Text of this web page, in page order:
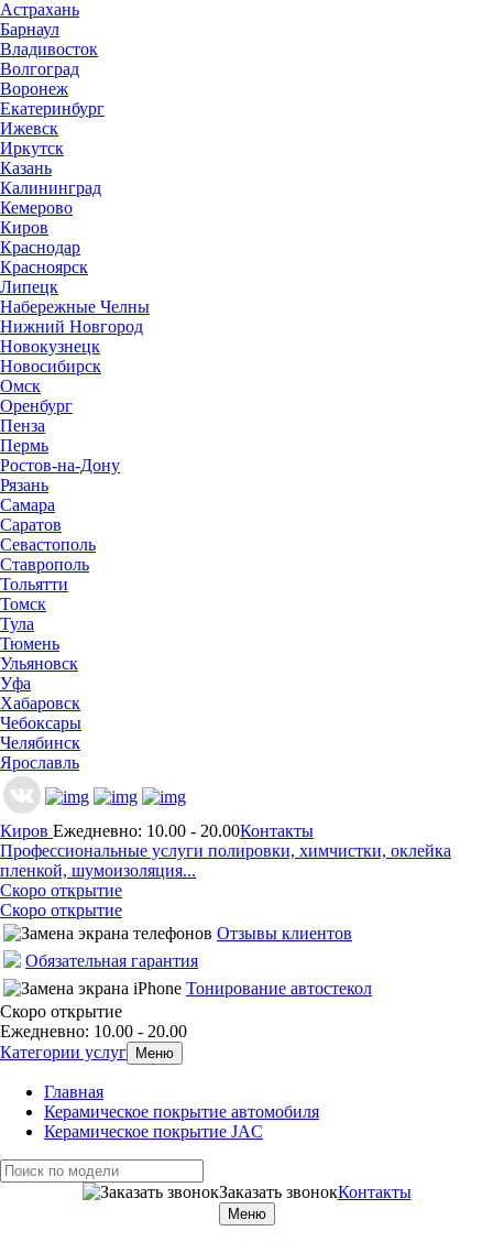
Астрахань
Барнаул
Владивосток
Волгоград
Воронеж
Екатеринбург
Ижевск
Иркутск
Казань
Калининград
Кемерово
Киров
Краснодар
Красноярск
Липецк
Набережные Челны
Нижний Новгород
Новокузнецк
Новосибирск
Омск
Оренбург
Пенза
Пермь
Ростов-на-Дону
Рязань
Самара
Саратов
Севастополь
Ставрополь
Тольятти
Томск
Тула
Тюмень
Ульяновск
Уфа
Хабаровск
Чебоксары
Челябинск
Ярославль
Киров Ежедневно: 10.00 - 20.00Контакты
Профессиональные услуги полировки, химчистки, оклейка
пленкой, шумоизоляция...
Скоро открытие
Скоро открытие
Отзывы клиентов
Обязательная гарантия
Тонирование автостекол
Скоро открытие
Ежедневно: 10.00 - 20.00
Категории услуг
Меню
Главная
Керамическое покрытие автомобиля
Керамическое покрытие JAC
Заказать звонокКонтакты
Меню